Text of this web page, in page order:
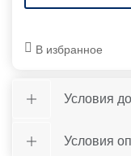
В избранное
Условия
Условия